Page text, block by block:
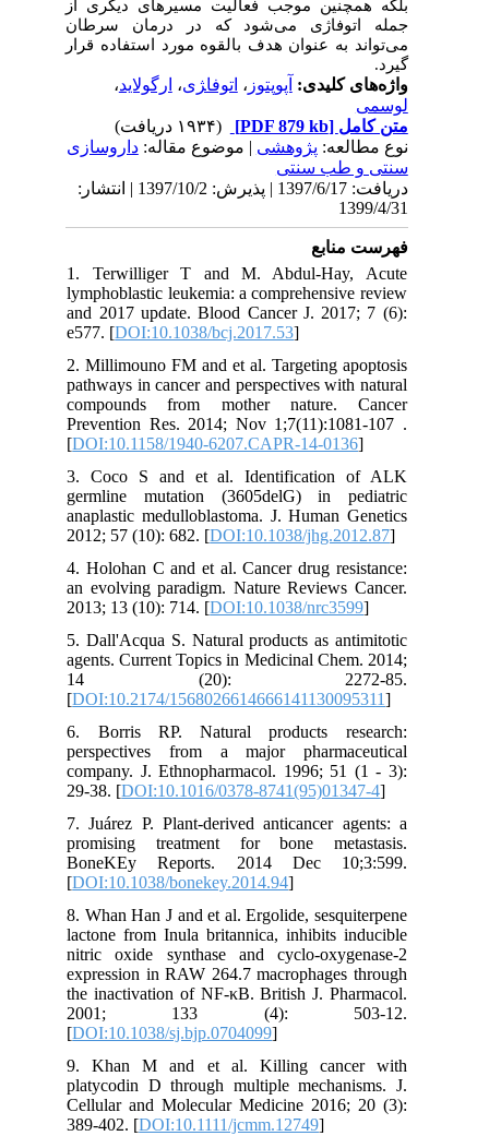
بلکه همچنین موجب فعالیت مسیرهای دیگری از
جمله اتوفاژی می‌شود که در درمان سرطان
می‌تواند به عنوان هدف بالقوه مورد استفاده قرار
گیرد.
واژه‌های کلیدی:آپوپتوز،اتوفا‍ژی، ارگولاید،
لوسمی
متن کامل[PDF 879 kb]
(۱۹۳۴ دریافت)
نوع مطالعه:پژوهشی| موضوع مقاله:داروسازی
سنتی و طب سنتی
دریافت: 1397/6/17 | پذیرش: 1397/10/2 | انتشار:
1399/4/31
فهرست منابع
1. Terwilliger T and M. Abdul-Hay, Acute
lymphoblastic leukemia: a comprehensive review
and 2017 update. Blood Cancer J. 2017; 7 (6):
e577. [DOI:10.1038/bcj.2017.53
2. Millimouno FM and et al. Targeting apoptosis
pathways in cancer and perspectives with natural
compounds from mother nature. Cancer
Prevention Res. 2014; Nov 1;7(11):1081-107 .
[DOI:10.1158/1940-6207.CAPR-14-0136
3. Coco S and et al. Identification of ALK
germline mutation (3605delG) in pediatric
anaplastic medulloblastoma. J. Human Genetics
2012; 57 (10): 682. [DOI:10.1038/jhg.2012.87
4. Holohan C and et al. Cancer drug resistance:
an evolving paradigm. Nature Reviews Cancer.
2013; 13 (10): 714. [DOI:10.1038/nrc3599
5. Dall'Acqua S. Natural products as antimitotic
agents. Current Topics in Medicinal Chem. 2014;
14 (20): 2272-85.
[DOI:10.2174/1568026614666141130095311
6. Borris RP. Natural products research:
perspectives from a major pharmaceutical
company. J. Ethnopharmacol. 1996; 51 (1 - 3):
29-38. [DOI:10.1016/0378-8741(95)01347-4
7. Juárez P. Plant-derived anticancer agents: a
promising treatment for bone metastasis.
BoneKEy Reports. 2014 Dec 10;3:599.
[DOI:10.1038/bonekey.2014.94
8. Whan Han J and et al. Ergolide, sesquiterpene
lactone from Inula britannica, inhibits inducible
nitric oxide synthase and cyclo‐oxygenase‐2
expression in RAW 264.7 macrophages through
the inactivation of NF‐κB. British J. Pharmacol.
2001; 133 (4): 503-12.
[DOI:10.1038/sj.bjp.0704099
9. Khan M and et al. Killing cancer with
platycodin D through multiple mechanisms. J.
Cellular and Molecular Medicine 2016; 20 (3):
389-402. [DOI:10.1111/jcmm.12749